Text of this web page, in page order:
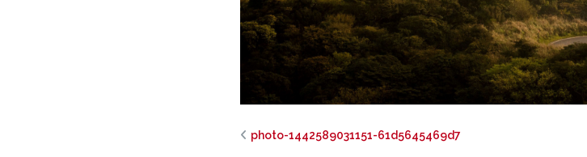
photo-1442589031151-61d5645469d7